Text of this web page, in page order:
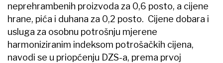
neprehrambenih proizvoda za 0,6 posto, a cijene
hrane, pića i duhana za 0,2 posto. Cijene dobara i
usluga za osobnu potrošnju mjerene
harmoniziranim indeksom potrošačkih cijena,
navodi se u priopćenju DZS-a, prema prvoj